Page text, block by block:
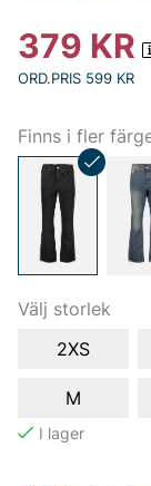
379 KR
ORD.PRIS 599 KR
Finns i fler
Välj storlek
2XS
M